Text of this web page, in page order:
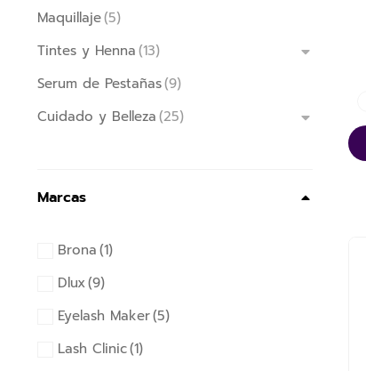
Maquillaje(5)
Tintes y Henna(13)
Serum de Pestañas(9)
Cuidado y Belleza(25)
Marcas
Brona(1)
Dlux(9)
Eyelash Maker(5)
Lash Clinic(1)